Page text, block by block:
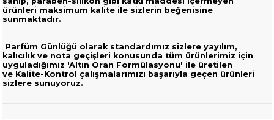
ürünleri maksimum kalite ile sizlerin beğenisine
sunmaktadır.
Parfüm Günlüğü olarak standardımız sizlere yayılım,
kalıcılık ve nota geçişleri konusunda tüm ürünlerimiz için
uyguladığımız 'Altın Oran Formülasyonu' ile üretilen
ve Kalite-Kontrol çalışmalarımızı başarıyla geçen ürünleri
sizlere sunuyoruz.